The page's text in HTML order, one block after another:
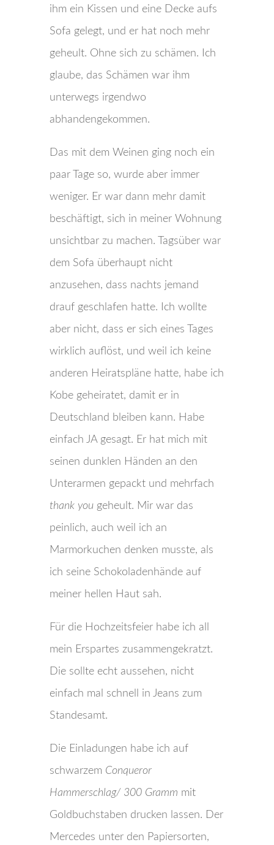
ihm ein Kissen und eine Decke aufs
Sofa gelegt, und er hat noch mehr
geheult. Ohne sich zu schämen. Ich
glaube, das Schämen war ihm
unterwegs irgendwo
abhandengekommen.
Das mit dem Weinen ging noch ein
paar Tage so, wurde aber immer
weniger. Er war dann mehr damit
beschäftigt, sich in meiner Wohnung
unsichtbar zu machen. Tagsüber war
dem Sofa überhaupt nicht
anzusehen, dass nachts jemand
drauf geschlafen hatte. Ich wollte
aber nicht, dass er sich eines Tages
wirklich auflöst, und weil ich keine
anderen Heiratspläne hatte, habe ich
Kobe geheiratet, damit er in
Deutschland bleiben kann. Habe
einfach JA gesagt. Er hat mich mit
seinen dunklen Händen an den
Unterarmen gepackt und mehrfach
thank yougeheult. Mir war das
peinlich, auch weil ich an
Marmorkuchen denken musste, als
ich seine Schokoladenhände auf
meiner hellen Haut sah.
Für die Hochzeitsfeier habe ich all
mein Erspartes zusammengekratzt.
Die sollte echt aussehen, nicht
einfach mal schnell in Jeans zum
Standesamt.
Die Einladungen habe ich auf
schwarzem Conqueror
Hammerschlag/ 300 Gramm mit
Goldbuchstaben drucken lassen. Der
Mercedes unter den Papiersorten,